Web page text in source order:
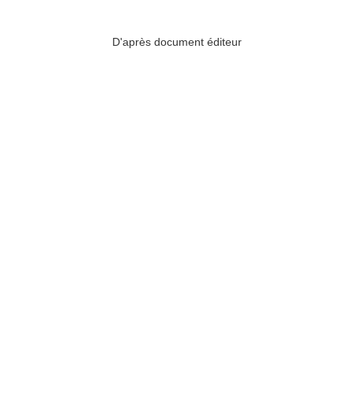
D'après document éditeur